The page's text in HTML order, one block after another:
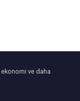
ve daha